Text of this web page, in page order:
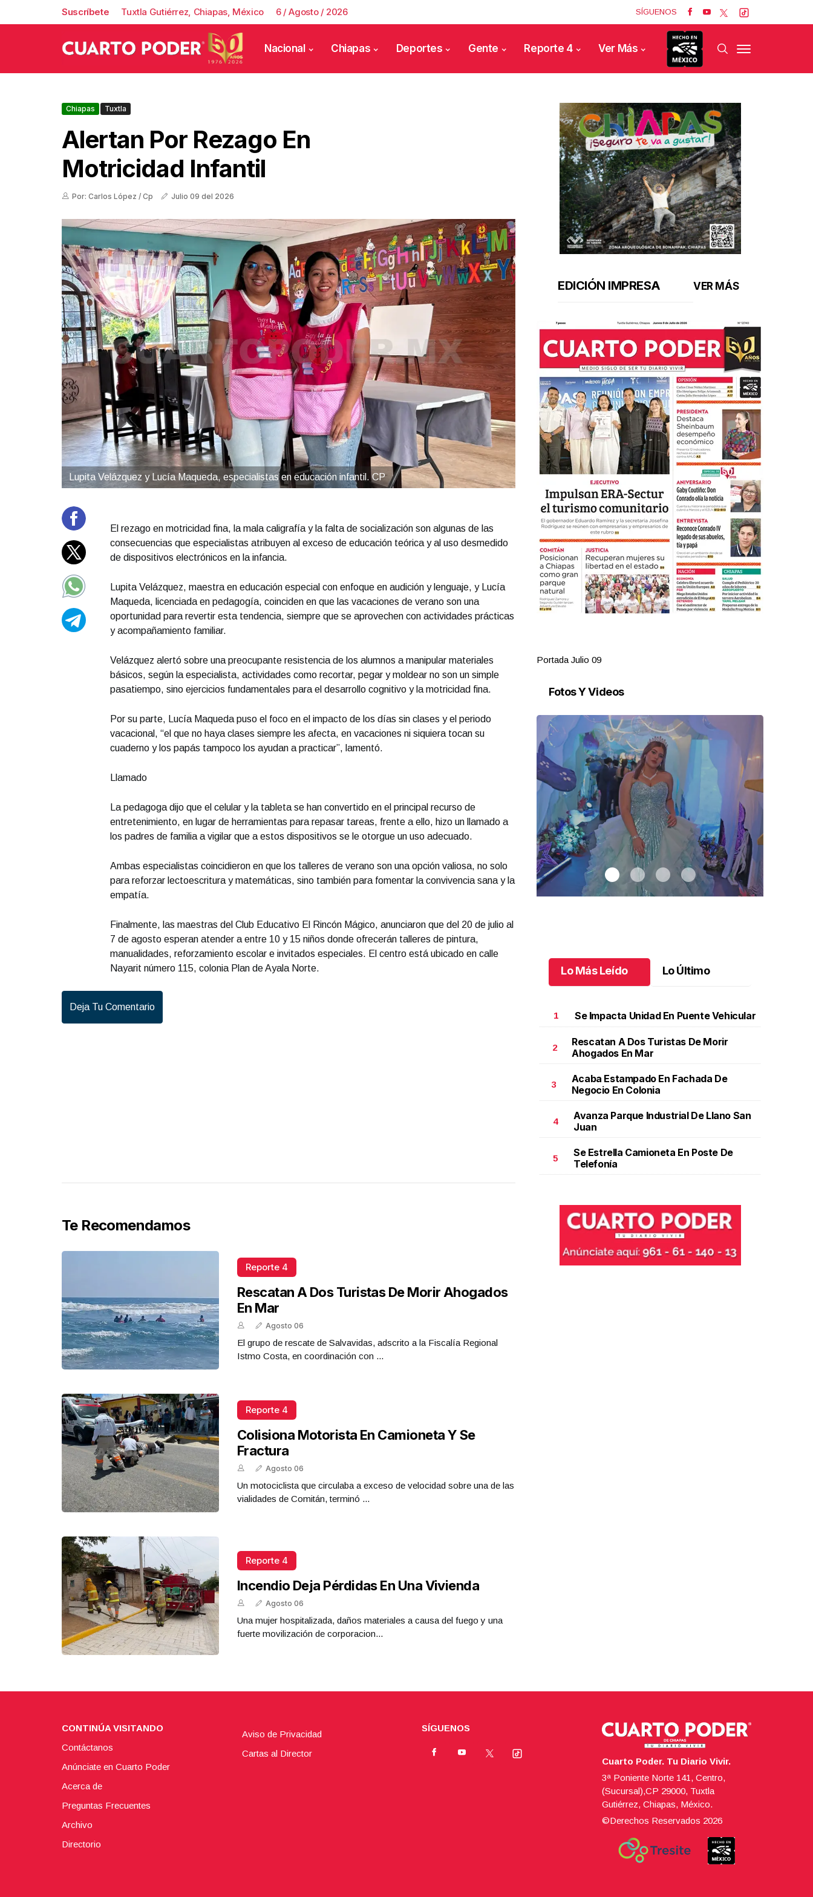
Suscríbete Tuxtla Gutiérrez, Chiapas, México 6 / Agosto / 2026 SÍGUENOS
Nacional Chiapas Deportes Gente Reporte 4 Ver Más
Chiapas Tuxtla
Alertan Por Rezago En
Motricidad Infantil
Por: Carlos López / Cp Julio 09 del 2026
Lupita Velázquez y Lucía Maqueda, especialistas en educación infantil. CP
El rezago en motricidad fina, la mala caligrafía y la falta de socialización son algunas de las
consecuencias que especialistas atribuyen al exceso de educación teórica y al uso desmedido
de dispositivos electrónicos en la infancia.
Lupita Velázquez, maestra en educación especial con enfoque en audición y lenguaje, y Lucía
Maqueda, licenciada en pedagogía, coinciden en que las vacaciones de verano son una
oportunidad para revertir esta tendencia, siempre que se aprovechen con actividades prácticas
y acompañamiento familiar.
Velázquez alertó sobre una preocupante resistencia de los alumnos a manipular materiales
básicos, según la especialista, actividades como recortar, pegar y moldear no son un simple
pasatiempo, sino ejercicios fundamentales para el desarrollo cognitivo y la motricidad fina.
Por su parte, Lucía Maqueda puso el foco en el impacto de los días sin clases y el periodo
vacacional, “el que no haya clases siempre les afecta, en vacaciones ni siquiera tocan su
cuaderno y los papás tampoco los ayudan a practicar”, lamentó.
Llamado
La pedagoga dijo que el celular y la tableta se han convertido en el principal recurso de
entretenimiento, en lugar de herramientas para repasar tareas, frente a ello, hizo un llamado a
los padres de familia a vigilar que a estos dispositivos se le otorgue un uso adecuado.
Ambas especialistas coincidieron en que los talleres de verano son una opción valiosa, no solo
para reforzar lectoescritura y matemáticas, sino también para fomentar la convivencia sana y la
empatía.
Finalmente, las maestras del Club Educativo El Rincón Mágico, anunciaron que del 20 de julio al
7 de agosto esperan atender a entre 10 y 15 niños donde ofrecerán talleres de pintura,
manualidades, reforzamiento escolar e invitados especiales. El centro está ubicado en calle
Nayarit número 115, colonia Plan de Ayala Norte.
Deja Tu Comentario
Te Recomendamos
Reporte 4
Rescatan A Dos Turistas De Morir Ahogados
En Mar
Agosto 06
El grupo de rescate de Salvavidas, adscrito a la Fiscalía Regional
Istmo Costa, en coordinación con ...
Reporte 4
Colisiona Motorista En Camioneta Y Se
Fractura
Agosto 06
Un motociclista que circulaba a exceso de velocidad sobre una de las
vialidades de Comitán, terminó ...
Reporte 4
Incendio Deja Pérdidas En Una Vivienda
Agosto 06
Una mujer hospitalizada, daños materiales a causa del fuego y una
fuerte movilización de corporacion...
EDICIÓN IMPRESA VER MÁS
Portada Julio 06 Portada Julio 09
Fotos Y Videos
Una nueva etapa comienza.Una nueva etapa
comienza
Julio 09 l
Lo Más Leído Lo Último
1 Se Impacta Unidad En Puente Vehicular
2
Rescatan A Dos Turistas De Morir
Ahogados En Mar
3
Acaba Estampado En Fachada De
Negocio En Colonia
4
Avanza Parque Industrial De Llano San
Juan
5
Se Estrella Camioneta En Poste De
Telefonía
CONTINÚA VISITANDO
Contáctanos
Anúnciate en Cuarto Poder
Acerca de
Preguntas Frecuentes
Archivo
Directorio
Aviso de Privacidad
Cartas al Director
SÍGUENOS
Cuarto Poder. Tu Diario Vivir.
3ª Poniente Norte 141, Centro,
(Sucursal),CP 29000, Tuxtla
Gutiérrez, Chiapas, México.
©Derechos Reservados 2026